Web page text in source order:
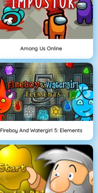
Among Us Online
Fireboy And Watergirl 5: Elements